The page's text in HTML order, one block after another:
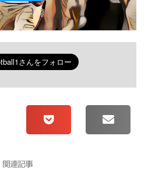
関連記事